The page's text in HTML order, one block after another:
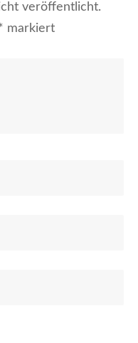
veröffentlicht.
markiert